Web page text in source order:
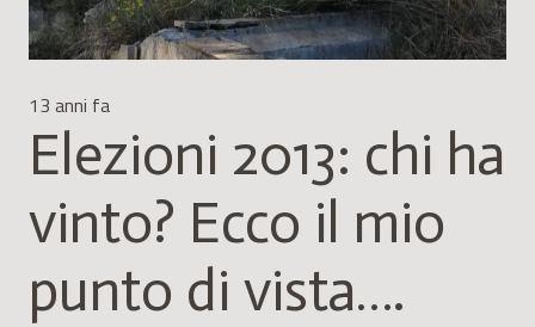
13 anni fa
Elezioni 2013: chi ha
vinto? Ecco il mio
punto di vista….